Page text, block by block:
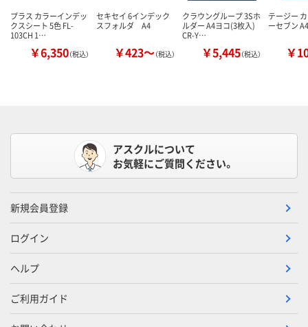
プラス カラーインデッ
クスシート 5色 FL-
103CH 1…
￥6,350（税込）
セキセイ 6インデック
スフォルダ A4
￥423～（税込）
クラウングループ 3Sホ
ルダー A4ヨコ(3枚入)
CR-Y…
￥5,445（税込）
テージー
ーセブン
￥
アスクルについて
お気軽にご質問ください。
新規会員登録
ログイン
ヘルプ
ご利用ガイド